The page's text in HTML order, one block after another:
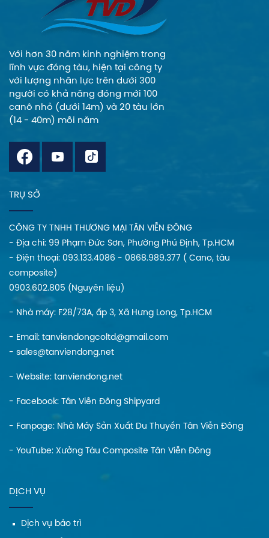
Với hơn 30 năm kinh nghiệm trong
lĩnh vực đóng tàu, hiện tại công ty
với lượng nhân lực trên dưới 300
người có khả năng đóng mới 100
canô nhỏ (dưới 14m) và 20 tàu lớn
(14 - 40m) mỗi năm
TRỤ SỞ
CÔNG TY TNHH THƯƠNG MẠI TÂN VIỄN ĐÔNG
- Địa chi: 99 Phạm Đức Sơn, Phường Phú Định, Tp.HCM
- Điện thoại: 093.133.4086 - 0868.989.377 ( Cano, tàu
composite)
0903.602.805 (Nguyên liệu)
- Nhà máy: F28/73A, ấp 3, Xã Hưng Long, Tp.HCM
- Email: tanviendongcoltd@gmail.com
- sales@tanviendong.net
- Website: tanviendong.net
- Facebook: Tân Viễn Đông Shipyard
- Fanpage: Nhà Máy Sản Xuất Du Thuyền Tân Viễn Đông
- YouTube: Xưởng Tàu Composite Tân Viễn Đông
DỊCH VỤ
Dịch vụ bảo trì